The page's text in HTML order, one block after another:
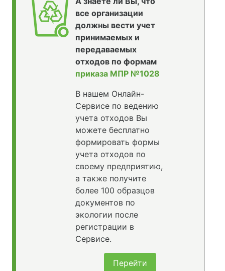
все организации
должны вести учет
принимаемых и
передаваемых
отходов по формам
приказа МПР №1028
В нашем Онлайн-
Сервисе по ведению
учета отходов Вы
можете бесплатно
формировать формы
учета отходов по
своему предприятию,
а также получите
более 100 образцов
документов по
экологии после
регистрации в
Сервисе.
Перейти